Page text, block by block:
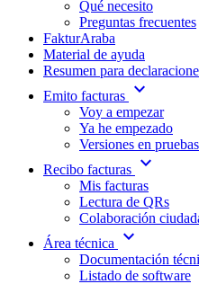
Qué necesito
Preguntas frecuentes
FakturAraba
Material de ayuda
Resumen para
Emito facturas expand_more
Voy a empezar
Ya he empezado
Versiones en pruebas
Recibo facturas expand_more
Mis facturas
Lectura de QRs
Colaboración
Área técnica
expand_more
Documentación
Listado de software